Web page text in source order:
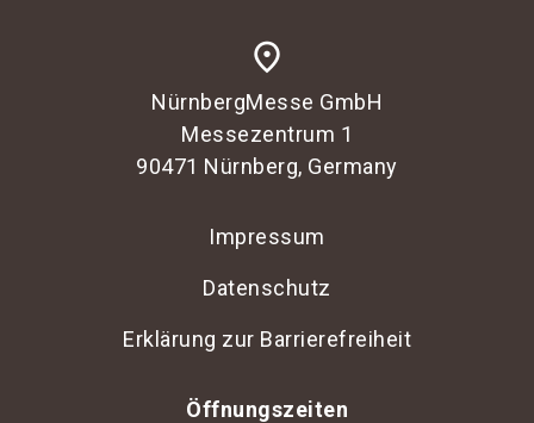
place
NürnbergMesse GmbH
Messezentrum 1
90471 Nürnberg, Germany
Impressum
Datenschutz
Erklärung zur Barrierefreiheit
Öffnungszeiten